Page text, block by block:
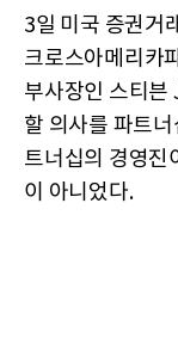
3일 미국 증권거
크로스아메리카
부사장인 스티븐
할 의사를 파트
트너십의 경영진
이 아니었다.